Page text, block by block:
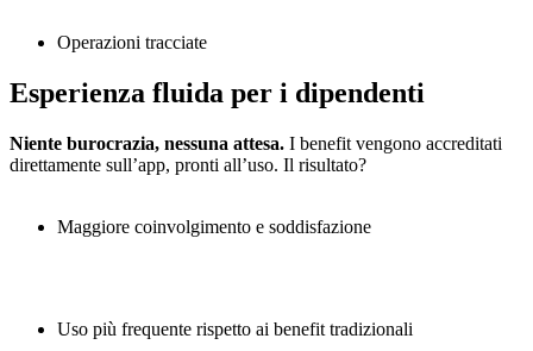
Operazioni tracciate
Esperienza fluida per i dipendenti
Niente burocrazia, nessuna attesa. I benefit vengono accreditati
direttamente sull’app, pronti all’uso. Il risultato?
Maggiore coinvolgimento e soddisfazione
Uso più frequente rispetto ai benefit tradizionali